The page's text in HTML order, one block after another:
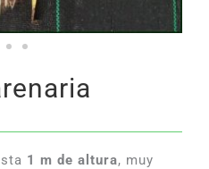
1 m de altura, muy